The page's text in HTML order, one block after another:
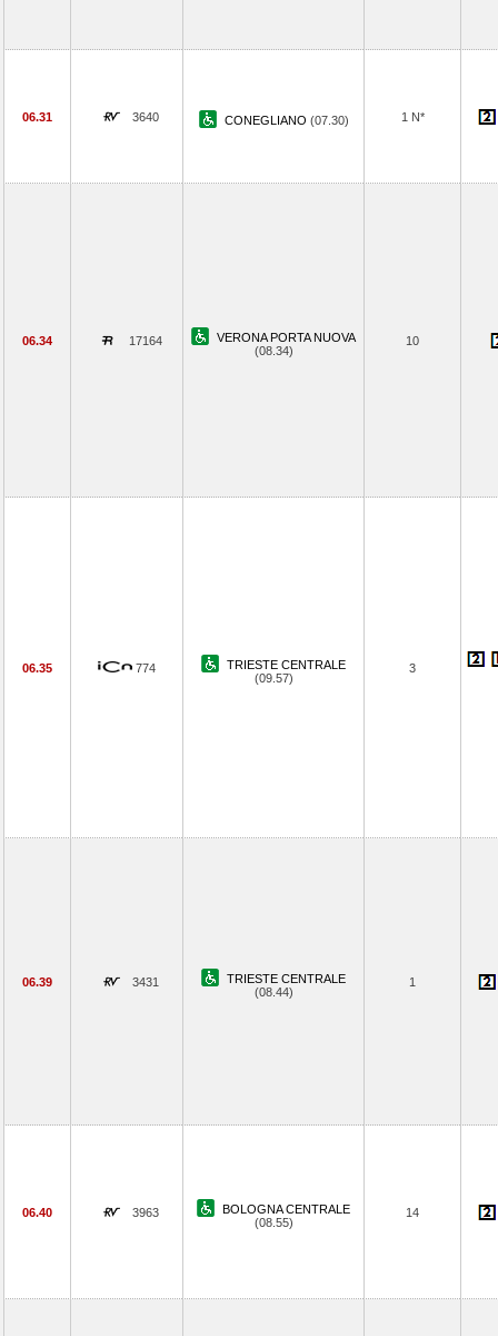
06.31 3640 CONEGLIANO (07.30) 1 N*
06.34 17164
VERONA PORTA NUOVA
(08.34)
10
06.35 774
TRIESTE CENTRALE
(09.57)
3
06.39 3431
TRIESTE CENTRALE
(08.44)
1
06.40 3963
BOLOGNA CENTRALE
(08.55)
14